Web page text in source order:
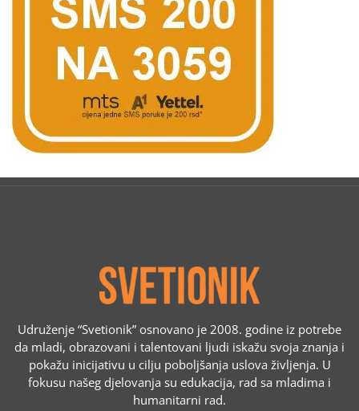
Udruženje “Svetionik” osnovano je 2008. godine iz potrebe
da mladi, obrazovani i talentovani ljudi iskažu svoja znanja i
pokažu inicijativu u cilju poboljšanja uslova življenja. U
fokusu našeg djelovanja su edukacija, rad sa mladima i
humanitarni rad.